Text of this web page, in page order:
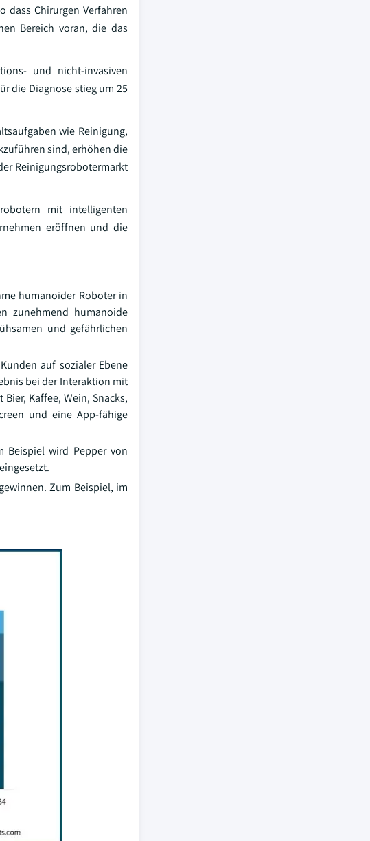
dass Chirurgen Verfahren
Bereich voran, die das
und nicht-invasiven
die Diagnose stieg um 25
wie Reinigung,
sind, erhöhen die
Reinigungsrobotermarkt
mit intelligenten
eröffnen und die
humanoider Roboter in
zunehmend humanoide
und gefährlichen
auf sozialer Ebene
bei der Interaktion mit
Kaffee, Wein, Snacks,
und eine App-fähige
Beispiel wird Pepper von
Zum Beispiel, im